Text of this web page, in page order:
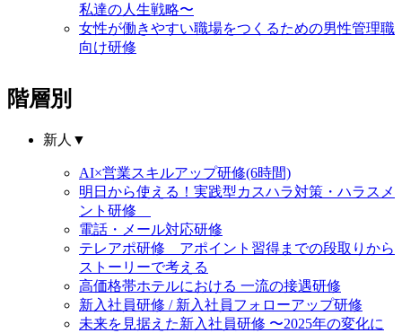
私達の人生戦略〜
女性が働きやすい職場をつくるための男性管理職
向け研修
階層別
新人 ▼
AI×営業スキルアップ研修(6時間)
明日から使える！実践型カスハラ対策・ハラスメ
ント研修
電話・メール対応研修
テレアポ研修 アポイント習得までの段取りから
ストーリーで考える
高価格帯ホテルにおける 一流の接遇研修
新入社員研修 / 新入社員フォローアップ研修
未来を見据えた新入社員研修 〜2025年の変化に